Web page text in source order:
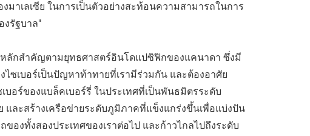
าเลเซีย ในการเป็นตัวอย่างสะท้อนความสามารถในการ
งรัฐบาล"
หลักสำคัญตามยุทธศาสตร์อินโดแปซิฟิกของแคนาดา ซึ่งมี
เบอร์เป็นปัญหาท้าทายที่เรามีร่วมกัน และต้องอาศัย
อร์ของแบล็คเบอร์รี่ ในประเทศที่เป็นพันธมิตรระดับ
และสร้างเครือข่ายระดับภูมิภาคที่แข็งแกร่งขึ้นเพื่อแบ่งปัน
องทั้งสองประเทศของเราต่อไป และก้าวไกลไปถึงระดับ